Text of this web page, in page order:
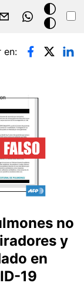
Modo
oscuro
en:
no
y
en
19